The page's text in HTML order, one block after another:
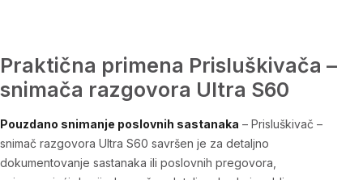
Praktična primena Prisluškivača –
snimača razgovora Ultra S60
Pouzdano snimanje poslovnih sastanaka – Prisluškivač –
snimač razgovora Ultra S60 savršen je za detaljno
dokumentovanje sastanaka ili poslovnih pregovora,